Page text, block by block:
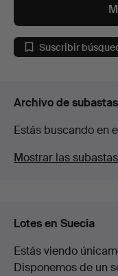
Suscribir
Archivo de subastas
Estás buscando en
Mostrar las
Lotes en Suecia
Estás viendo
Disponemos de un